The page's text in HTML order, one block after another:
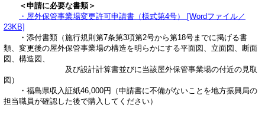
＜申請に必要な書類＞
・屋外保管事業場変更許可申請書（様式第4号） [Wordファイル／
23KB]
・添付書類（施行規則第7条第3項第2号から第18号までに掲げる書
類、変更後の屋外保管事業場の構造を明らかにする平面図、立面図、断面
図、構造図、
及び設計計算書並びに当該屋外保管事業場の付近の見取
図）
・福島県収入証紙46,000円（申請書に不備がないことを地方振興局の
担当職員が確認した後で購入してください）